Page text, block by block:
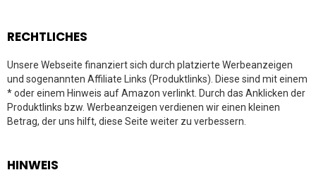
RECHTLICHES
Unsere Webseite finanziert sich durch platzierte Werbeanzeigen
und sogenannten Affiliate Links (Produktlinks). Diese sind mit einem
* oder einem Hinweis auf Amazon verlinkt. Durch das Anklicken der
Produktlinks bzw. Werbeanzeigen verdienen wir einen kleinen
Betrag, der uns hilft, diese Seite weiter zu verbessern.
HINWEIS